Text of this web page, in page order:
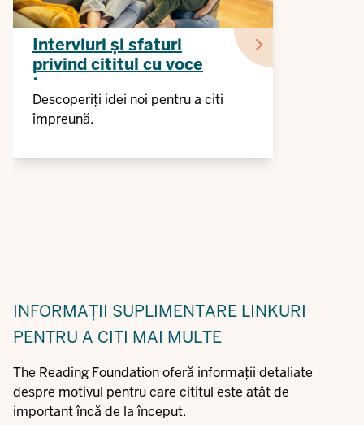
Interviuri și sfaturi
privind cititul cu voce
tare
Descoperiți idei noi pentru a citi
împreună.
INFORMAȚII SUPLIMENTARE LINKURI
PENTRU A CITI MAI MULTE
The Reading Foundation oferă informații detaliate
despre motivul pentru care cititul este atât de
important încă de la început.